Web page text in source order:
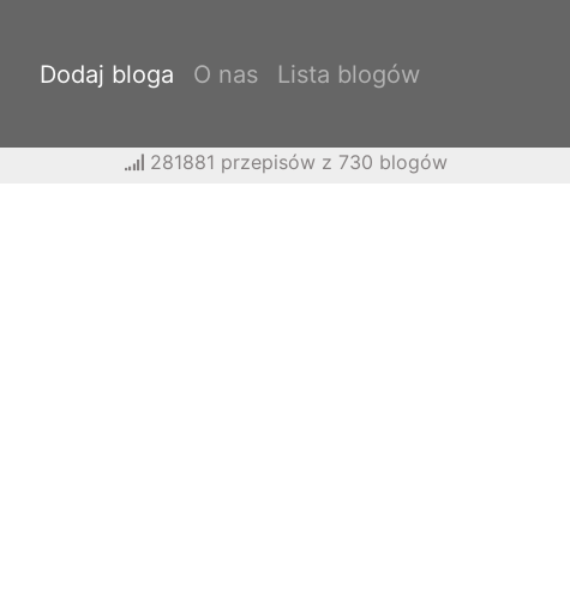
Dodaj bloga O nas Lista blogów
281881 przepisów z 730 blogów